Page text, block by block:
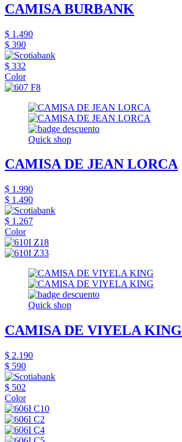
CAMISA BURBANK
$ 1.490
$ 390
$ 332
Color
Quick shop
CAMISA DE JEAN LORCA
$ 1.990
$ 1.490
$ 1.267
Color
Quick shop
CAMISA DE VIYELA KING
$ 2.190
$ 590
$ 502
Color